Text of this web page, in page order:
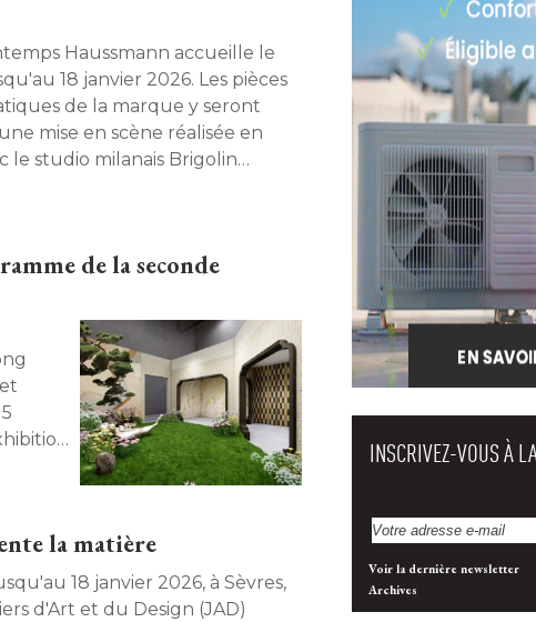
18 janvier 2026. Les pièces
de la marque y seront
mise en scène réalisée en
le studio milanais Brigolin
de la seconde
la matière
d'Art et du Design (JAD)
INSCRIVEZ-VOUS À
Voir la dernière newsletter
Archives